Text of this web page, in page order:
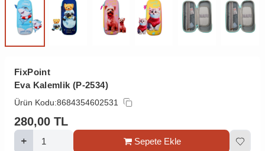
FixPoint
Eva Kalemlik (P-2534)
Ürün Kodu:8684354602531
280,00 TL
Sepete Ekle